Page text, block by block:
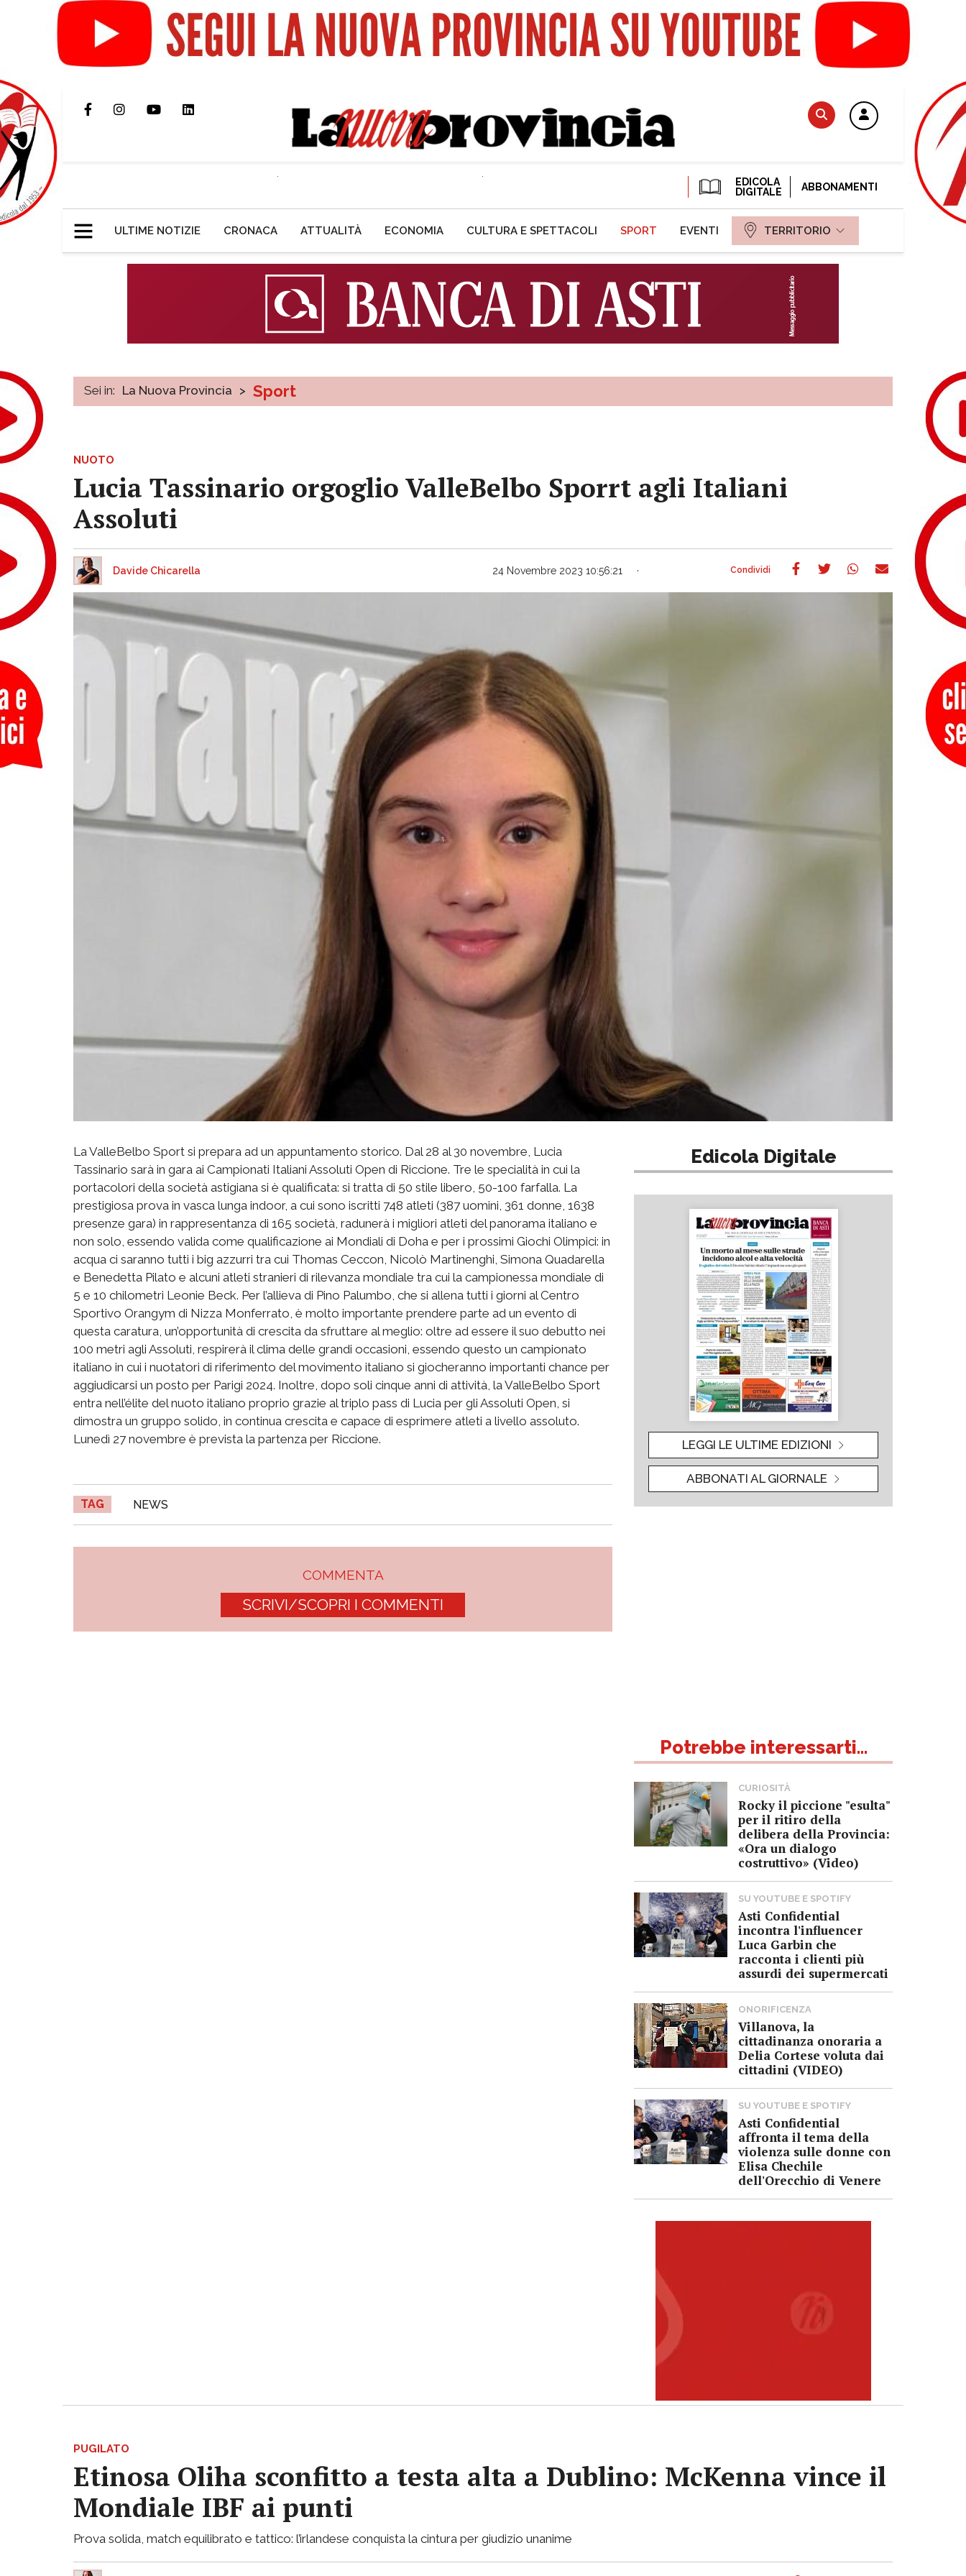
EDICOLA
DIGITALE
ABBONAMENTI
ULTIME NOTIZIE CRONACA ATTUALITÀ ECONOMIA CULTURA E SPETTACOLI SPORT EVENTI TERRITORIO
Sei in: La Nuova Provincia > Sport
NUOTO
Lucia Tassinario orgoglio ValleBelbo Sporrt agli Italiani
Assoluti
Davide Chicarella 24 Novembre 2023 10:56:21
La ValleBelbo Sport si prepara ad un appuntamento storico. Dal 28 al 30 novembre, Lucia
Tassinario sarà in gara ai Campionati Italiani Assoluti Open di Riccione. Tre le specialità in cui la
portacolori della società astigiana si è qualificata: si tratta di 50 stile libero, 50-100 farfalla. La
prestigiosa prova in vasca lunga indoor, a cui sono iscritti 748 atleti (387 uomini, 361 donne, 1638
presenze gara) in rappresentanza di 165 società, radunerà i migliori atleti del panorama italiano e
non solo, essendo valida come qualificazione ai Mondiali di Doha e per i prossimi Giochi Olimpici: in
acqua ci saranno tutti i big azzurri tra cui Thomas Ceccon, Nicolò Martinenghi, Simona Quadarella
e Benedetta Pilato e alcuni atleti stranieri di rilevanza mondiale tra cui la campionessa mondiale di
5 e 10 chilometri Leonie Beck. Per l’allieva di Pino Palumbo, che si allena tutti i giorni al Centro
Sportivo Orangym di Nizza Monferrato, è molto importante prendere parte ad un evento di
questa caratura, un’opportunità di crescita da sfruttare al meglio: oltre ad essere il suo debutto nei
100 metri agli Assoluti, respirerà il clima delle grandi occasioni, essendo questo un campionato
italiano in cui i nuotatori di riferimento del movimento italiano si giocheranno importanti chance per
aggiudicarsi un posto per Parigi 2024. Inoltre, dopo soli cinque anni di attività, la ValleBelbo Sport
entra nell’élite del nuoto italiano proprio grazie al triplo pass di Lucia per gli Assoluti Open, si
dimostra un gruppo solido, in continua crescita e capace di esprimere atleti a livello assoluto.
Lunedì 27 novembre è prevista la partenza per Riccione.
TAG NEWS
COMMENTA
SCRIVI/SCOPRI I COMMENTI
Edicola Digitale
LEGGI LE ULTIME EDIZIONI
ABBONATI AL GIORNALE
Potrebbe interessarti...
CURIOSITÀ
Rocky il piccione "esulta"
per il ritiro della
delibera della Provincia:
«Ora un dialogo
costruttivo» (Video)
SU YOUTUBE E SPOTIFY
Asti Confidential
incontra l'influencer
Luca Garbin che
racconta i clienti più
assurdi dei supermercati
ONORIFICENZA
Villanova, la
cittadinanza onoraria a
Delia Cortese voluta dai
cittadini (VIDEO)
SU YOUTUBE E SPOTIFY
Asti Confidential
affronta il tema della
violenza sulle donne con
Elisa Chechile
dell'Orecchio di Venere
PUGILATO
Etinosa Oliha sconfitto a testa alta a Dublino: McKenna vince il
Mondiale IBF ai punti
Prova solida, match equilibrato e tattico: l’irlandese conquista la cintura per giudizio unanime